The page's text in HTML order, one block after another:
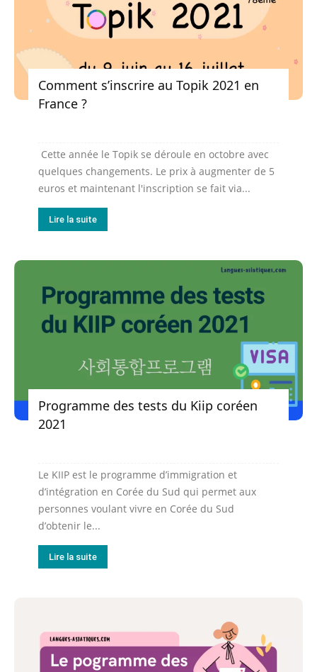
Comment s’inscrire au Topik 2021 en
France ?
Cette année le Topik se déroule en octobre avec
quelques changements. Le prix à augmenter de 5
euros et maintenant l'inscription se fait via...
Lire la suite
Programme des tests du Kiip coréen
2021
Le KIIP est le programme d’immigration et
d’intégration en Corée du Sud qui permet aux
personnes voulant vivre en Corée du Sud
d’obtenir le...
Lire la suite